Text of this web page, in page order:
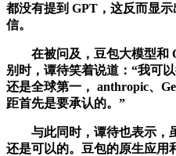
都没有提到 GPT，这反而显
信。
在被问及，豆包大模型和
别时，谭待笑着说道：“我可
还是全球第一， anthropic、
距首先是要承认的。”
与此同时，谭待也表示，
还是可以的。豆包的原生应用